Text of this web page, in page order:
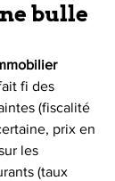
bulle
fi des
(fiscalité
prix en
les
(taux